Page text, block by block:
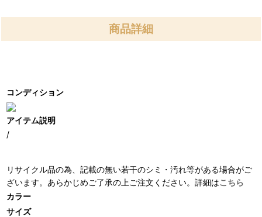
商品詳細
コンディション
アイテム説明
/
リサイクル品の為、記載の無い若干のシミ・汚れ等がある場合がご
ざいます。あらかじめご了承の上ご注文ください。詳細はこちら
カラー
サイズ